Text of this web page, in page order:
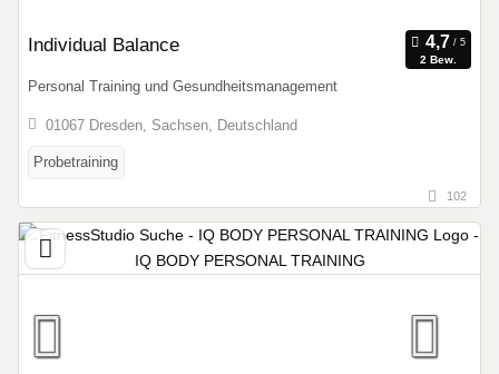
Individual Balance
2 Bew.
Personal Training und Gesundheitsmanagement
01067 Dresden, Sachsen, Deutschland
Probetraining
102